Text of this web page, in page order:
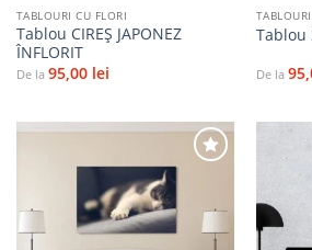
TABLOURI CU FLORI
Tablou CIREȘ JAPONEZ
ÎNFLORIT
De la 95,00 lei
Tablou
De la
Adaugă
la